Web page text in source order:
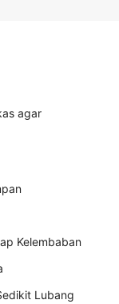
agar
Kelembaban
Lubang